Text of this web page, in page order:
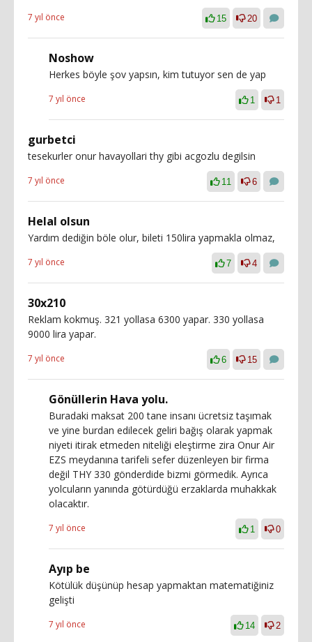
7 yıl önce 15 20
Noshow
Herkes böyle şov yapsın, kim tutuyor sen de yap
7 yıl önce 1 1
gurbetci
tesekurler onur havayollari thy gibi acgozlu degilsin
7 yıl önce 11 6
Helal olsun
Yardım dediğin böle olur, bileti 150lira yapmakla olmaz,
7 yıl önce 7 4
30x210
Reklam kokmuş. 321 yollasa 6300 yapar. 330 yollasa
9000 lira yapar.
7 yıl önce 6 15
Gönüllerin Hava yolu.
Buradaki maksat 200 tane insanı ücretsiz taşımak
ve yine burdan edilecek geliri bağış olarak yapmak
niyeti itirak etmeden niteliği eleştirme zira Onur Air
EZS meydanına tarifeli sefer düzenleyen bir firma
değil THY 330 gönderdide bizmi görmedik. Ayrıca
yolcuların yanında götürdüğü erzaklarda muhakkak
olacaktır.
7 yıl önce 1 0
Ayıp be
Kötülük düşünüp hesap yapmaktan matematiğiniz
gelişti
7 yıl önce 14 2